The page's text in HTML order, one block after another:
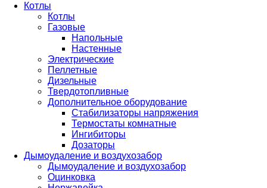
Котлы
Котлы
Газовые
Напольные
Настенные
Электрические
Пеллетные
Дизельные
Твердотопливные
Дополнительное оборудование
Стабилизаторы напряжения
Термостаты комнатные
Ингибиторы
Дозаторы
Дымоудаление и воздухозабор
Дымоудаление и воздухозабор
Оцинковка